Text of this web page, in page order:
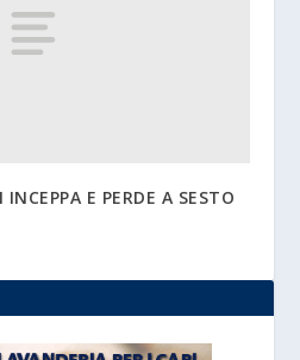
E PERDE A SESTO